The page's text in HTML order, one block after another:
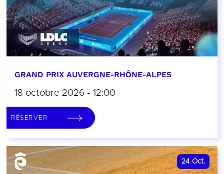
GRAND PRIX AUVERGNE-RHÔNE-ALPES
18 octobre 2026 - 12:00
RÉSERVER
24 Oct.